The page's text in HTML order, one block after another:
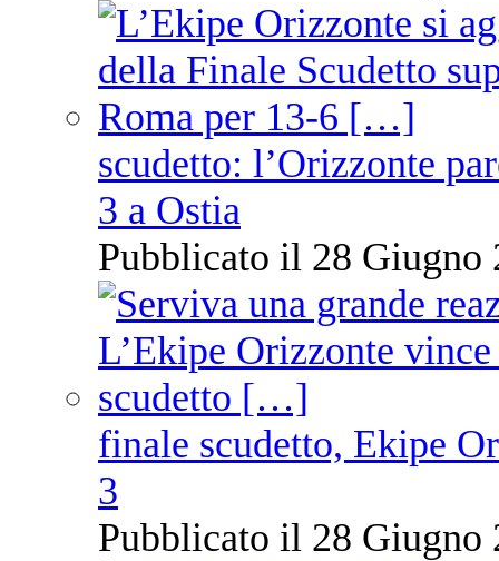
scudetto: l’Orizzonte
3 a Ostia
Pubblicato il 28 Giugno
finale scudetto, Ekipe
3
Pubblicato il 28 Giugno